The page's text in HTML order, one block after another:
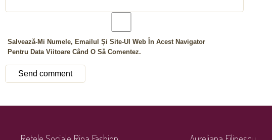
Salvează-Mi Numele, Emailul Și Site-Ul Web În Acest Navigator
Pentru Data Viitoare Când O Să Comentez.